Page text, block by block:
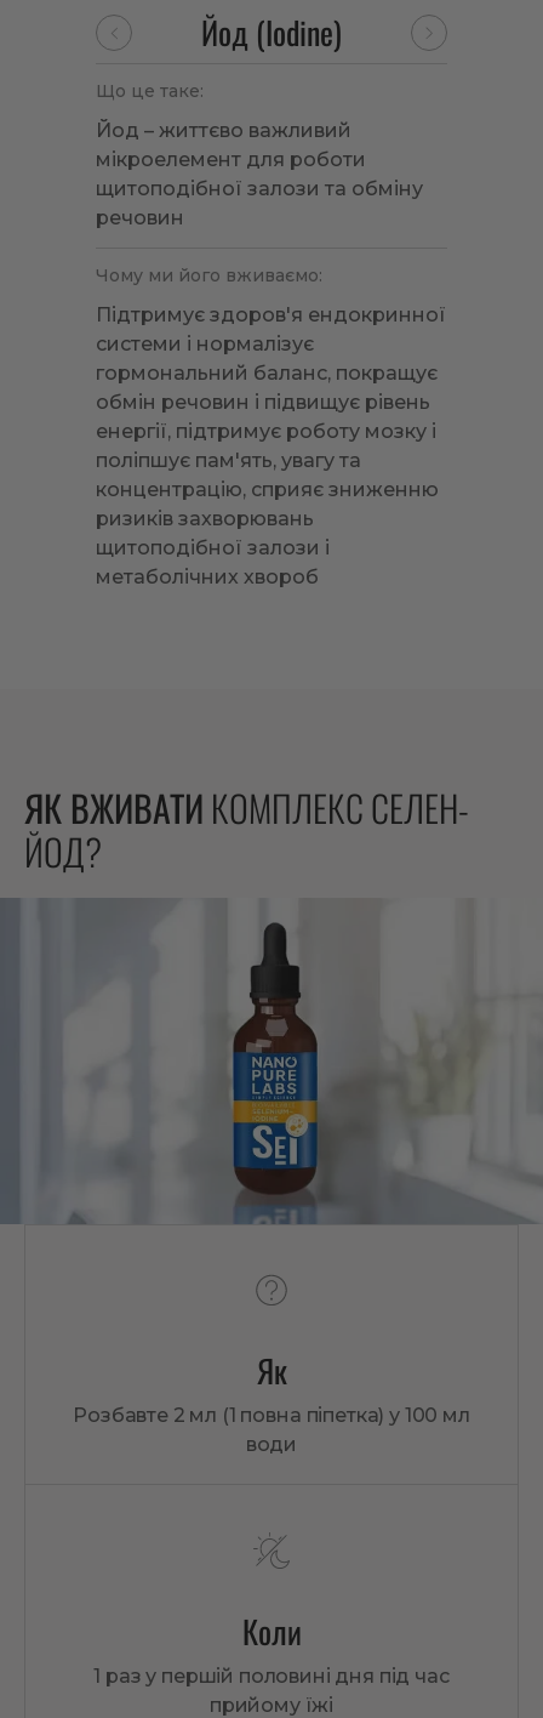
Йод (Iodine)
Що це таке:
Йод – життєво важливий
мікроелемент для роботи
щитоподібної залози та обміну
речовин
Чому ми його вживаємо:
Підтримує здоров'я ендокринної
системи і нормалізує
гормональний баланс, покращує
обмін речовин і підвищує рівень
енергії, підтримує роботу мозку і
поліпшує пам'ять, увагу та
концентрацію, сприяє зниженню
ризиків захворювань
щитоподібної залози і
метаболічних хвороб
ЯК ВЖИВАТИ КОМПЛЕКС СЕЛЕН-
ЙОД?
Як
Розбавте 2 мл (1 повна піпетка) у 100 мл
води
Коли
1 раз у першій половині дня під час
прийому їжі